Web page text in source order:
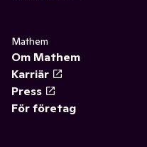
Mathem
Om Mathem
Karriär
Press
För företag